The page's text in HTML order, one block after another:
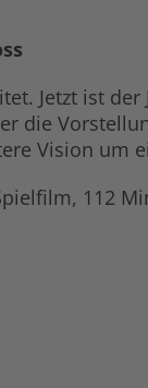
Jetzt ist
die
Vision um
112